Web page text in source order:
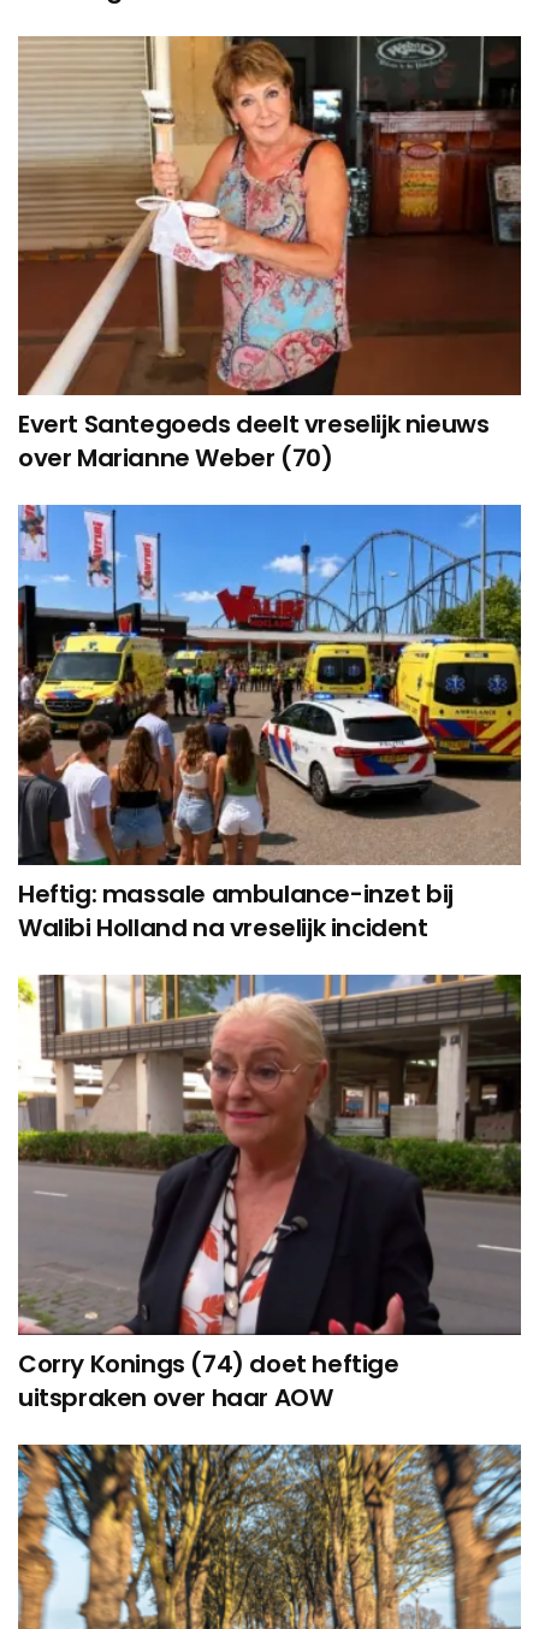
Evert Santegoeds deelt vreselijk nieuws
over Marianne Weber (70)
Heftig: massale ambulance-inzet bij
Walibi Holland na vreselijk incident
Corry Konings (74) doet heftige
uitspraken over haar AOW